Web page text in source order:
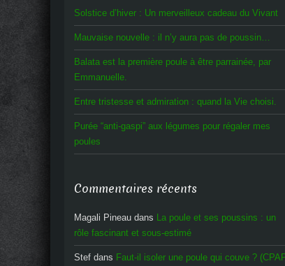
Solstice d’hiver : Un merveilleux cadeau du Vivant
Mauvaise nouvelle : il n’y aura pas de poussin…
Balata est la première poule à être parrainée, par
Emmanuelle.
Entre tristesse et admiration : quand la Vie choisi.
Purée “anti-gaspi” aux légumes pour régaler mes
poules
Commentaires récents
Magali Pineau dans La poule et ses poussins : un
rôle fascinant et sous-estimé
Stef dans Faut-il isoler une poule qui couve ?